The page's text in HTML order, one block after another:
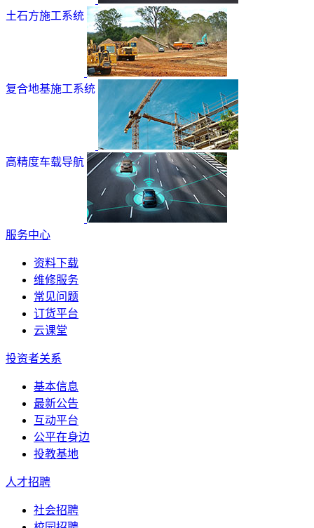
土石方施工系统
复合地基施工系统
高精度车载导航
服务中心
资料下载
维修服务
常见问题
订货平台
云课堂
投资者关系
基本信息
最新公告
互动平台
公平在身边
投教基地
人才招聘
社会招聘